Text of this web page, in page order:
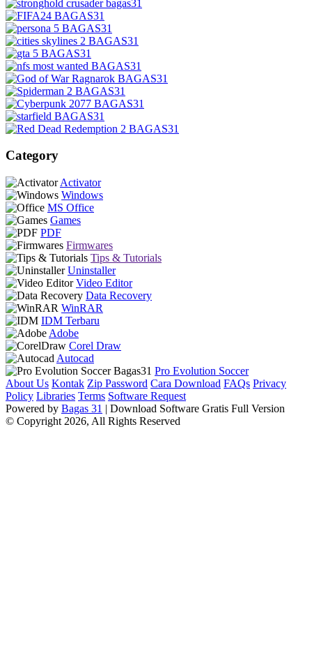
Category
Activator
Windows
MS Office
Games
PDF
Firmwares
Tips & Tutorials
Uninstaller
Video Editor
Data Recovery
WinRAR
IDM Terbaru
Adobe
Corel Draw
Autocad
Pro Evolution Soccer
About Us Kontak Zip Password Cara Download FAQs Privacy
Policy Libraries Terms Software Request
Powered by Bagas 31 | Download Software Gratis Full Version
© Copyright 2026, All Rights Reserved